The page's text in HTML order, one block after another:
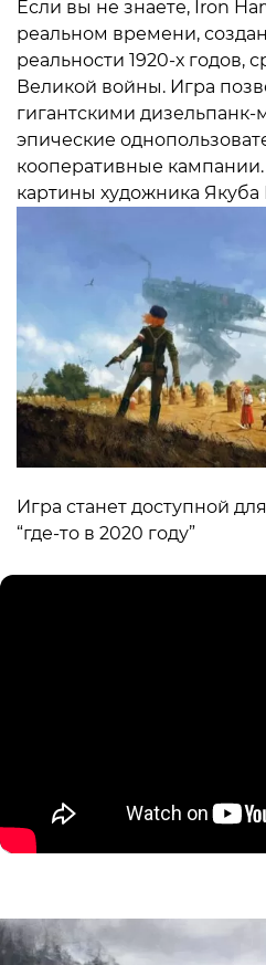
Если вы не знаете, Iron
реальном времени,
реальности 1920-х годов,
Великой войны. Игра
гигантскими дизельпанк-
эпические
кооперативные
картины художника Якуба
Игра станет доступной
“где-то в 2020 году”